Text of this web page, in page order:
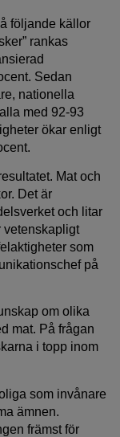
följande källor
rankas
Sedan
nationella
med 92-93
ökar enligt
Mat och
Det är
och litar
vetenskapligt
som
på
om olika
mat. På frågan
i topp inom
som invånare
ämnen.
främst för